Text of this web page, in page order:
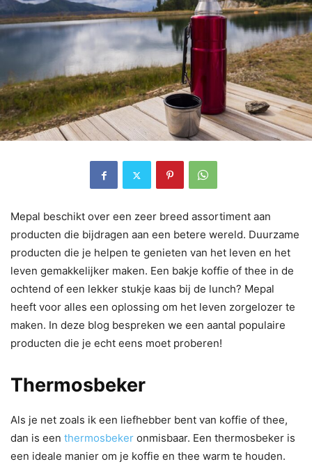
Mepal beschikt over een zeer breed assortiment aan
producten die bijdragen aan een betere wereld. Duurzame
producten die je helpen te genieten van het leven en het
leven gemakkelijker maken. Een bakje koffie of thee in de
ochtend of een lekker stukje kaas bij de lunch? Mepal
heeft voor alles een oplossing om het leven zorgelozer te
maken. In deze blog bespreken we een aantal populaire
producten die je echt eens moet proberen!
Thermosbeker
Als je net zoals ik een liefhebber bent van koffie of thee,
dan is een thermosbeker onmisbaar. Een thermosbeker is
een ideale manier om je koffie en thee warm te houden.